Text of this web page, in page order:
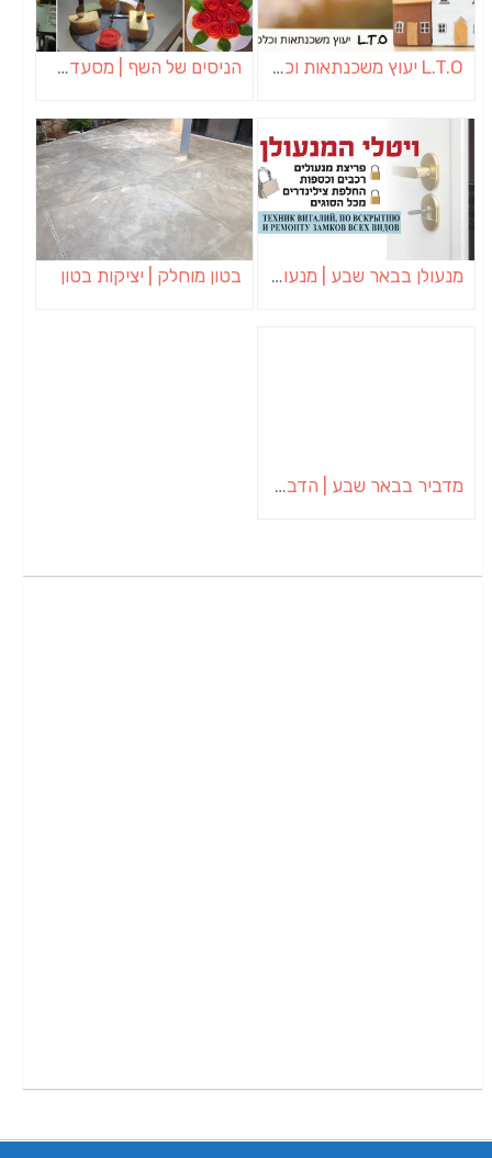
L.T.O יעוץ משכנתאות וכלכלת משפחה | יועץ משכנתאות באשכול הניסים של השף | מסעדת שף בבית | ארוחות גורמה
מנעולן בבאר שבע | מנעולן באופקים | ויטלי המנעולן בטון מוחלק | יציקות בטון
מדביר בבאר שבע | הדברה בבאר שבע | יוגב הדברות